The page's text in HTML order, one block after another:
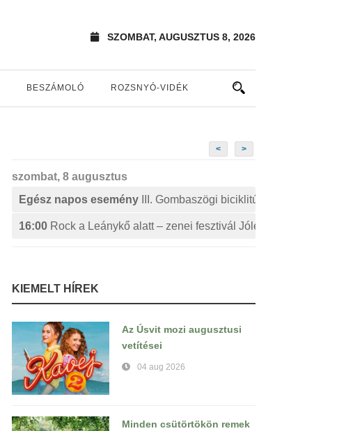
SZOMBAT, AUGUSZTUS 8, 2026
BESZÁMOLÓ ROZSNYÓ-VIDÉK
< >
szombat, 8 augusztus
Egész napos esemény
III. Gombaszögi biciklitúra
16:00 Rock a Leánykő alatt – zenei fesztivál Jólészen
KIEMELT HÍREK
Az Úsvit mozi augusztusi
vetítései
04 aug 2026
Minden csütörtökön remek